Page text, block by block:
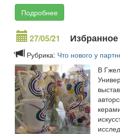
Подробнее
27/05/21
Рубрика: Что нового у
В